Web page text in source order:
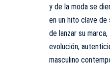
y de la moda se
en un hito clave de
de lanzar su
evolución,
masculino